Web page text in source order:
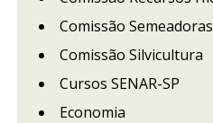
Comissão
Comissão Silvicultura
Cursos SENAR-SP
Economia